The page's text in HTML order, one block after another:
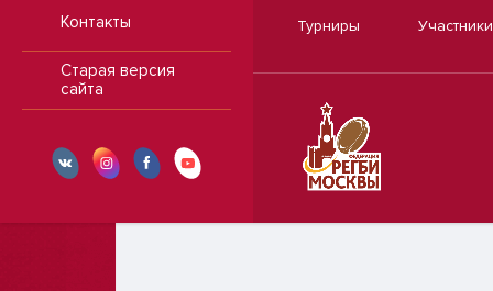
Контакты
Старая версия
сайта
Турниры Участники